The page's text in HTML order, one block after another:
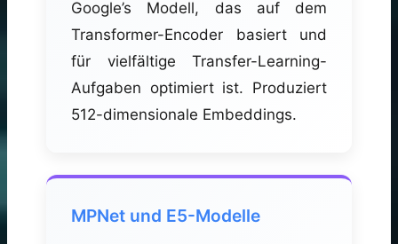
Google’s Modell, das auf dem
Transformer-Encoder basiert und
für vielfältige Transfer-Learning-
Aufgaben optimiert ist. Produziert
512-dimensionale Embeddings.
MPNet und E5-Modelle